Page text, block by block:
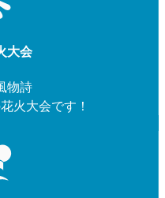
大会
物詩
火大会です！